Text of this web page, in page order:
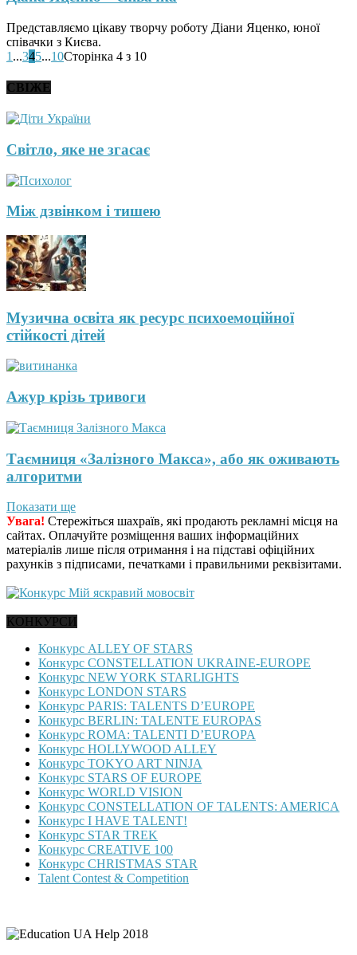
Представляємо цікаву творчу роботу Діани Яценко, юної
співачки з Києва.
1 ...345...10Сторінка 4 з 10
СВІЖЕ
Світло, яке не згасає
Між дзвінком і тишею
Музична освіта як ресурс психоемоційної
стійкості дітей
Ажур крізь тривоги
Таємниця «Залізного Макса», або як оживають
алгоритми
Показати ще
Увага! Стережіться шахраїв, які продають рекламні місця на
сайтах. Оплачуйте розміщення ваших інформаційних
матеріалів лише після отримання і на підставі офіційних
рахунків з підписами, печатками і правильними реквізитами.
КОНКУРСИ
Конкурс ALLEY OF STARS
Конкурс CONSTELLATION UKRAINE-EUROPE
Конкурс NEW YORK STARLIGHTS
Конкурс LONDON STARS
Конкурс PARIS: TALENTS D’EUROPE
Конкурс BERLIN: TALENTE EUROPAS
Конкурс ROMA: TALENTI D’EUROPA
Конкурс HOLLYWOOD ALLEY
Конкурс TOKYO ART NINJA
Конкурс STARS OF EUROPE
Конкурс WORLD VISION
Конкурс CONSTELLATION OF TALENTS: AMERICA
Конкурс I HAVE TALENT!
Конкурс STAR TREK
Конкурс CREATIVE 100
Конкурс CHRISTMAS STAR
Talent Contest & Competition